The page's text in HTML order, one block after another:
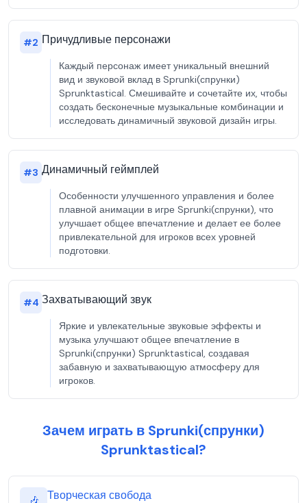
#2 Причудливые персонажи
Каждый персонаж имеет уникальный внешний
вид и звуковой вклад в Sprunki(спрунки)
Sprunktastical. Смешивайте и сочетайте их, чтобы
создать бесконечные музыкальные комбинации и
исследовать динамичный звуковой дизайн игры.
#3 Динамичный геймплей
Особенности улучшенного управления и более
плавной анимации в игре Sprunki(спрунки), что
улучшает общее впечатление и делает ее более
привлекательной для игроков всех уровней
подготовки.
#4 Захватывающий звук
Яркие и увлекательные звуковые эффекты и
музыка улучшают общее впечатление в
Sprunki(спрунки) Sprunktastical, создавая
забавную и захватывающую атмосферу для
игроков.
Зачем играть в Sprunki(спрунки)
Sprunktastical?
Творческая свобода